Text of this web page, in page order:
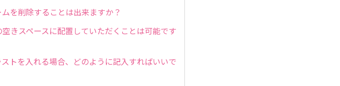
を削除することは出来ますか？
きスペースに配置していただくことは可能です
トを入れる場合、どのように記入すればいいで